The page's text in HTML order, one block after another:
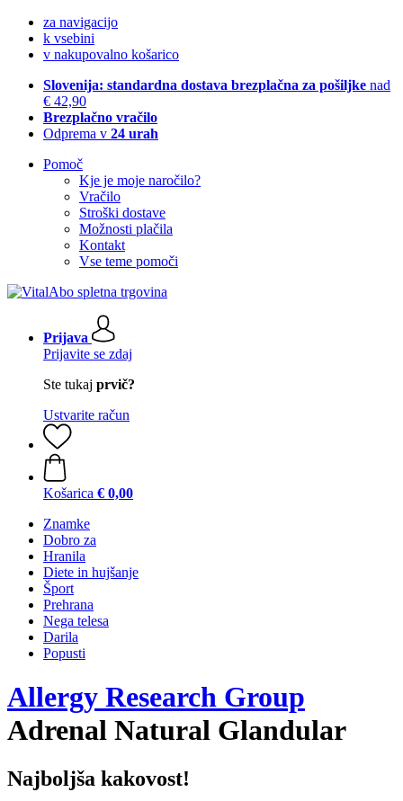
za navigacijo
k vsebini
v nakupovalno košarico
Slovenija: standardna dostava brezplačna za pošiljke nad
€ 42,90
Brezplačno vračilo
Odprema v 24 urah
Pomoč
Kje je moje naročilo?
Vračilo
Stroški dostave
Možnosti plačila
Kontakt
Vse teme pomoči
Prijava
Prijavite se zdaj
Ste tukaj prvič?
Ustvarite račun
Košarica € 0,00
Znamke
Dobro za
Hranila
Diete in hujšanje
Šport
Prehrana
Nega telesa
Darila
Popusti
Allergy Research Group
Adrenal Natural Glandular
Najboljša kakovost!